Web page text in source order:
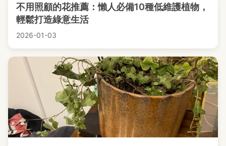
不用照顧的花推薦：懶人必備10種低維護植物，
輕鬆打造綠意生活
2026-01-03